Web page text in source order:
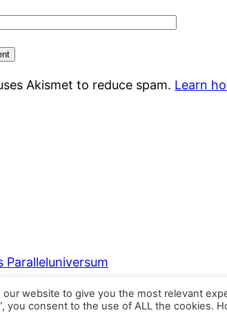
Akismet to reduce spam. Learn
Paralleluniversum
our website to give you the most relevant
you consent to the use of ALL the cookies.